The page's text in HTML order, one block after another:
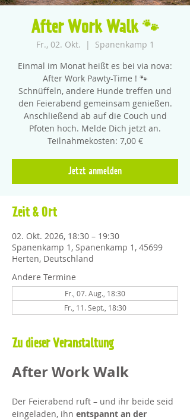
After Work Walk 🐾
Fr., 02. Okt.
  |
Spanenkamp 1
Einmal im Monat heißt es bei via nova:
After Work Pawty-Time ! 🐾
Schnüffeln, andere Hunde treffen und
den Feierabend gemeinsam genießen.
Anschließend ab auf die Couch und
Pfoten hoch. Melde Dich jetzt an.
Teilnahmekosten: 7,00 €
Jetzt anmelden
Zeit & Ort
02. Okt. 2026, 18:30 – 19:30
Spanenkamp 1, Spanenkamp 1, 45699
Herten, Deutschland
Andere Termine
Fr., 07. Aug., 18:30
Fr., 11. Sept., 18:30
Zu dieser Veranstaltung
After Work Walk
Der Feierabend ruft – und ihr beide seid
eingeladen, ihn entspannt an der